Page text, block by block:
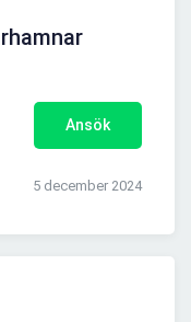
Ansök
5 december 2024